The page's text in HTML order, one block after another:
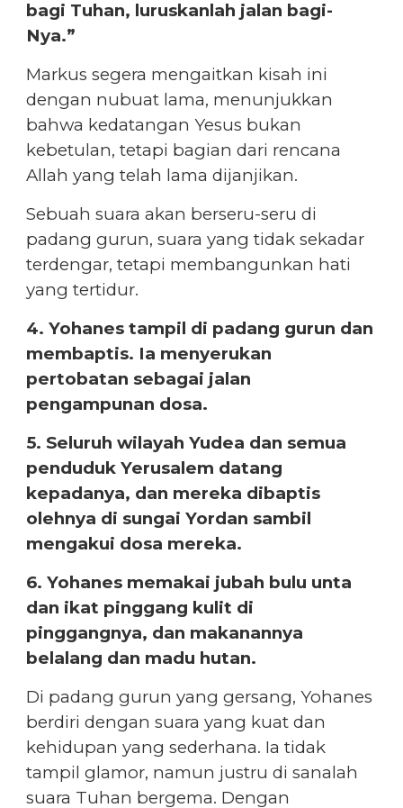
bagi Tuhan, luruskanlah jalan bagi-
Nya.”
Markus segera mengaitkan kisah ini
dengan nubuat lama, menunjukkan
bahwa kedatangan Yesus bukan
kebetulan, tetapi bagian dari rencana
Allah yang telah lama dijanjikan.
Sebuah suara akan berseru-seru di
padang gurun, suara yang tidak sekadar
terdengar, tetapi membangunkan hati
yang tertidur.
4. Yohanes tampil di padang gurun dan
membaptis. Ia menyerukan
pertobatan sebagai jalan
pengampunan dosa.
5. Seluruh wilayah Yudea dan semua
penduduk Yerusalem datang
kepadanya, dan mereka dibaptis
olehnya di sungai Yordan sambil
mengakui dosa mereka.
6. Yohanes memakai jubah bulu unta
dan ikat pinggang kulit di
pinggangnya, dan makanannya
belalang dan madu hutan.
Di padang gurun yang gersang, Yohanes
berdiri dengan suara yang kuat dan
kehidupan yang sederhana. Ia tidak
tampil glamor, namun justru di sanalah
suara Tuhan bergema. Dengan